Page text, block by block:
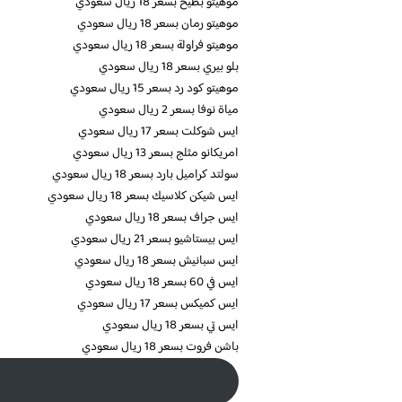
موهيتو رمان بسعر 18 ريال سعودي
موهيتو فراولة بسعر 18 ريال سعودي
بلو بيري بسعر 18 ريال سعودي
موهيتو كود رد بسعر 15 ريال سعودي
مياة نوفا بسعر 2 ريال سعودي
ايس شوكلت بسعر 17 ريال سعودي
امريكانو مثلج بسعر 13 ريال سعودي
سولتد كراميل بارد بسعر 18 ريال سعودي
ايس شيكن كلاسيك بسعر 18 ريال سعودي
ايس جراف بسعر 18 ريال سعودي
ايس بيستاشيو بسعر 21 ريال سعودي
ايس سبانيش بسعر 18 ريال سعودي
ايس في 60 بسعر 18 ريال سعودي
ايس كميكس بسعر 17 ريال سعودي
ايس تي بسعر 18 ريال سعودي
باشن فروت بسعر 18 ريال سعودي